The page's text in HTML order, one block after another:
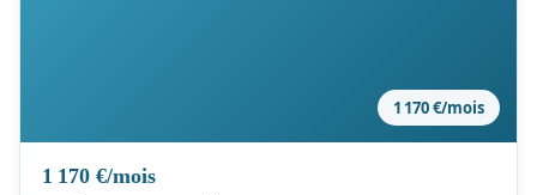
1 170 €/mois
1 170 €/mois